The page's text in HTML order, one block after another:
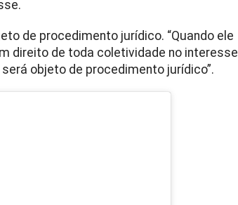
de procedimento jurídico. “Quando ele
direito de toda coletividade no interesse
objeto de procedimento jurídico”.